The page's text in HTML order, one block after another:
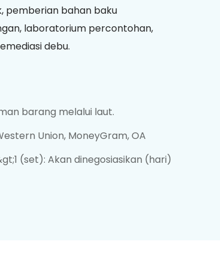
pemberian bahan baku
laboratorium percontohan,
debu.
barang melalui laut.
Union, MoneyGram, OA
(set): Akan dinegosiasikan (hari)